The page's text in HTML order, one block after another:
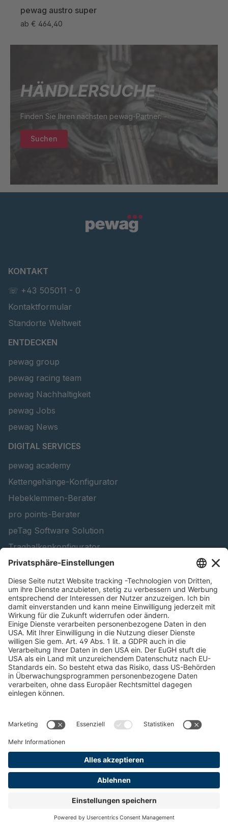
pewag austro super
ab € 464,40
HÄNDLERSUCHE
Finden Sie Ihren nächsten pewag-Partner.
Suchen
KONTAKT
☏ +43 505011 - 0
Kontaktformular
Standorte Weltweit
ENTDECKEN
pewag group
pewag racing team
pewag Nachhaltigkeit
pewag Jobs
pewag News
DIGITAL SERVICES
pewag academy
Kettengehänge-Konfigurator
Hebeklemmen-Berater
pro points-Berater
peTag Software Solution
Tragbalkenkonfigurator
Schneekettenkonfigurator - Firmenkunden
Schneekettenkonfigurator - Privatkunden
Forstprodukt finden
Kataloge
RECHTLICHE INFORMATIONEN
Zertifikate
Bildnutzungsvereinbarung
AGB
Datenschutz
Impressum
© 2026 pewag International GmbH